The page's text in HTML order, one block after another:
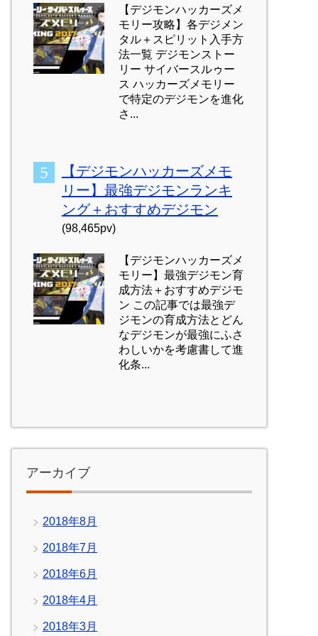
【デジモンハッカーズメ
モリー攻略】各デジメン
タル＋スピリット入手方
法一覧 デジモンストー
リー サイバースルゥー
ス ハッカーズメモリー
で特定のデジモンを進化
さ...
【デジモンハッカーズメモ
リー】最強デジモンランキ
ング＋おすすめデジモン
(98,465pv)
【デジモンハッカーズメ
モリー】最強デジモン育
成方法＋おすすめデジモ
ン この記事では最強デ
ジモンの育成方法とどん
なデジモンが最強にふさ
わしいかを考慮書して進
化条...
アーカイブ
2018年8月
2018年7月
2018年6月
2018年4月
2018年3月